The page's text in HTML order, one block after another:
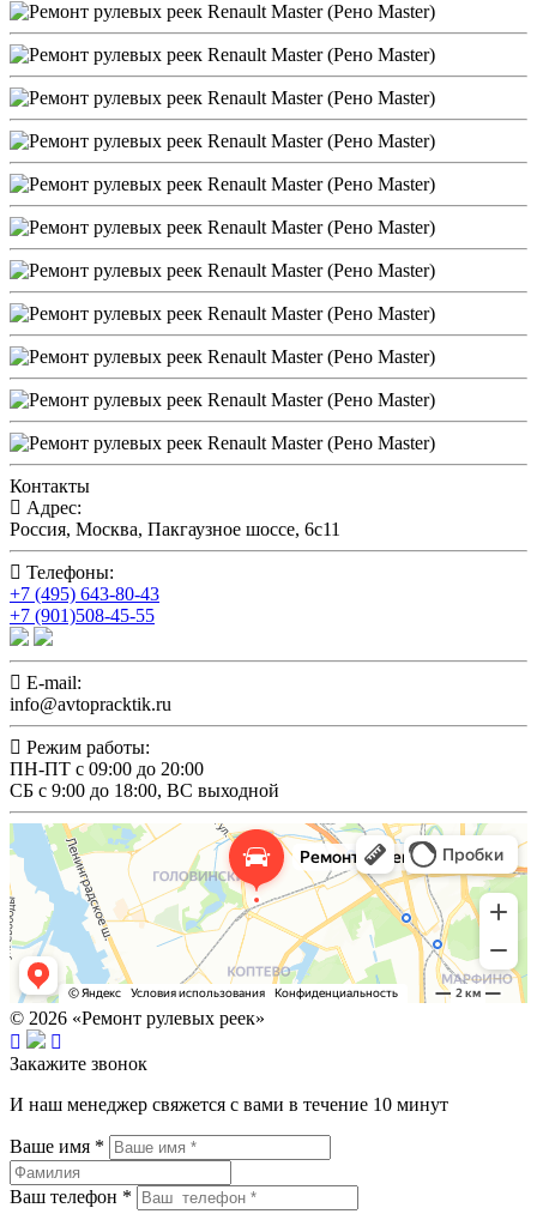
Контакты
Адрес:
Россия, Москва, Пакгаузное шоссе, 6c11
Телефоны:
+7 (495) 643-80-43
+7 (901)508-45-55
E-mail:
info@avtopracktik.ru
Режим работы:
ПН-ПТ с 09:00 до 20:00
СБ c 9:00 до 18:00, ВС выходной
© 2026 «Ремонт рулевых реек»
Закажите звонок
И наш менеджер свяжется с вами в течение 10 минут
Ваше имя *
Ваш телефон *